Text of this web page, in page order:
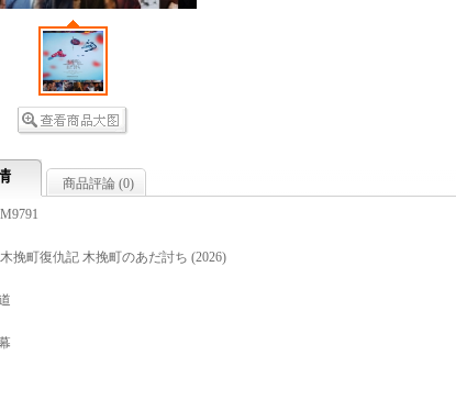
商品評論 (0)
挽町復仇記 木挽町のあだ討ち (2026)